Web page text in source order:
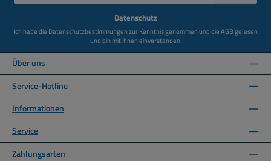
Datenschutz
Ich habe die Datenschutzbestimmungenzur Kenntnis genommen und dieAGBgelesen
und bin mit ihnen einverstanden.
Über uns
Service-Hotline
Informationen
Service
Zahlungsarten